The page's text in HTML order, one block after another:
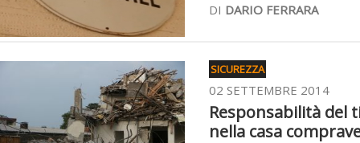
DI DARIO FERRARA
SICUREZZA
02 SETTEMBRE 2014
Responsabilità del
nella casa